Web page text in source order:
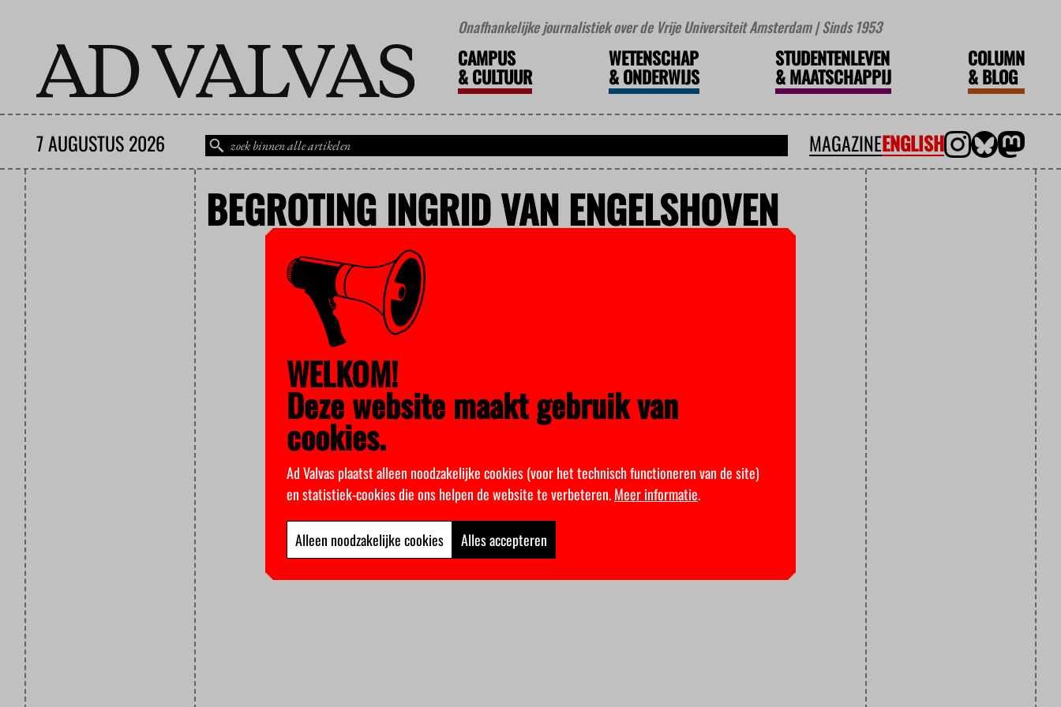
Onafhankelijke journalistiek over de Vrije Universiteit Amsterdam | Sinds 1953
CAMPUS
&CULTUUR
WETENSCHAP
&ONDERWIJS
STUDENTENLEVEN
&MAATSCHAPPIJ
COLUMN
&BLOG
7 AUGUSTUS 2026 MAGAZINEENGLISH
BEGROTING INGRID VAN ENGELSHOVEN
WELKOM!
Deze website maakt gebruik van
cookies.
Ad Valvas plaatst alleen noodzakelijke cookies (voor het technisch functioneren van de site)
en statistiek-cookies die ons helpen de website te verbeteren.Meer informatie.
Alleen noodzakelijke cookies Alles accepteren